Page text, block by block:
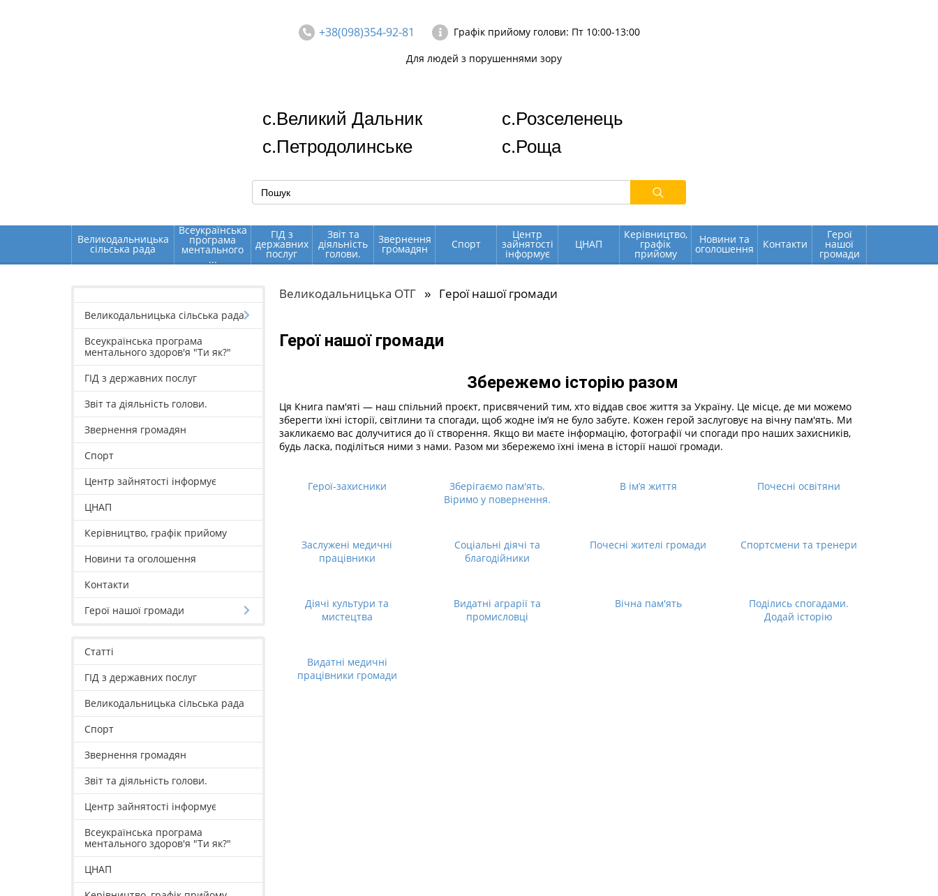
+38(098)354-92-81
Графік прийому голови: Пт 10:00-13:00
Для людей з порушеннями зору
с.Великий Дальник
с.Петродолинське
с.Розселенець
с.Роща
Великодальницька
сільська рада
Всеукраїнська
програма
ментального
...
ГІД з
державних
послуг
Звіт та
діяльність
голови.
Звернення
громадян Спорт
Центр
зайнятості
інформує
ЦНАП
Керівництво,
графік
прийому
Новини та
оголошення Контакти
Герої
нашої
громади
Великодальницька ОТГ Герої нашої громади
Герої нашої громади
Збережемо історію разом
Ця Книга пам'яті — наш спільний проєкт, присвячений тим, хто віддав своє життя за Україну. Це місце, де ми можемо
зберегти їхні історії, світлини та спогади, щоб жодне ім’я не було забуте. Кожен герой заслуговує на вічну пам'ять. Ми
закликаємо вас долучитися до її створення. Якщо ви маєте інформацію, фотографії чи спогади про наших захисників,
будь ласка, поділіться ними з нами. Разом ми збережемо їхні імена в історії нашої громади.
Герої-захисники
Зберігаємо пам'ять.
Віримо у повернення.
В ім’я життя Почесні освітяни
Заслужені медичні
працівники
Соціальні діячі та
благодійники
Почесні жителі громади Спортсмени та тренери
Діячі культури та
мистецтва
Видатні аграрії та
промисловці
Вічна пам'ять
Поділись спогадами.
Додай історію
Видатні медичні
працівники громади
Великодальницька сільська рада
Всеукраїнська програма
ментального здоров'я "Ти як?"
ГІД з державних послуг
Звіт та діяльність голови.
Звернення громадян
Спорт
Центр зайнятості інформує
ЦНАП
Керівництво, графік прийому
Новини та оголошення
Контакти
Герої нашої громади
Статті
ГІД з державних послуг
Великодальницька сільська рада
Спорт
Звернення громадян
Звіт та діяльність голови.
Центр зайнятості інформує
Всеукраїнська програма
ментального здоров'я "Ти як?"
ЦНАП